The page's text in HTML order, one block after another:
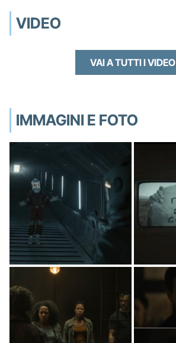
VIDEO
VAI A TUTTI I VIDEO
IMMAGINI E FOTO